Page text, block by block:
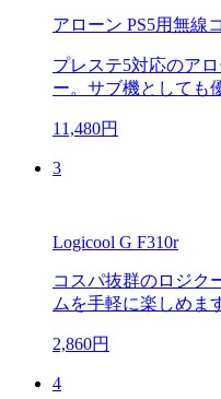
アローン PS5用無線
プレステ5対応のア
ー。サブ機としても
11,480円
3
Logicool G F310r
コスパ抜群のロジク
ムを手軽に楽しめま
2,860円
4